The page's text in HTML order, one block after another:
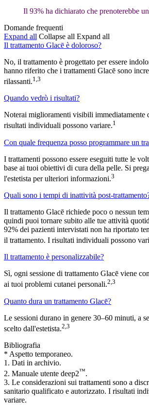
Il 93% ha dichiarato che prenoterebbe
Domande frequenti
Expand all Collapse all Expand all
Il trattamento Glacē è doloroso?
No, il trattamento è progettato per essere
hanno riferito che i trattamenti Glacē sono
rilassanti.1,3
Quando vedrò i risultati?
Noterai miglioramenti visibili immediatamente
risultati individuali possono variare.1
Con quale frequenza posso programmare un
I trattamenti possono essere eseguiti tutte le
base ai tuoi obiettivi di cura della pelle. Si
l'estetista per ulteriori informazioni.3
Quali sono i tempi di inattività post-
Il trattamento Glacē richiede poco o nessun
quindi puoi tornare subito alle tue attività
92% dei pazienti intervistati non ha riportato
il trattamento. I risultati individuali possono
Il trattamento è personalizzabile?
Sì, ogni sessione di trattamento Glacē viene
ai tuoi problemi cutanei personali.2,3
Quanto dura un trattamento Glacē?
Le sessioni durano in genere 30–60 minuti, a
scelto dall'estetista.2,3
Bibliografia
* Aspetto temporaneo.
1. Dati in archivio.
2. Manuale utente deep2™.
3. Le considerazioni sui trattamenti sono a
sanitario qualificato e autorizzato. I risultati
variare.